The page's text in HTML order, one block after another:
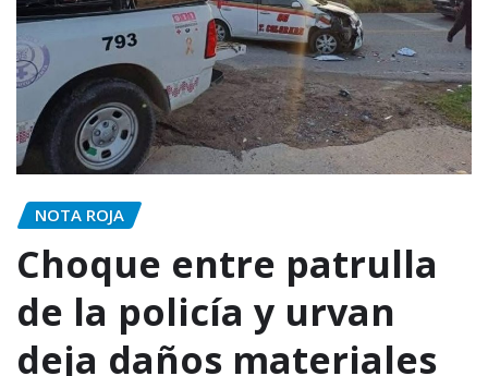
NOTA ROJA
Choque entre patrulla
de la policía y urvan
deja daños materiales